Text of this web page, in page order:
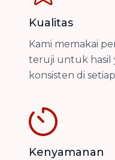
Kualitas
Kami memakai
teruji untuk hasil
konsisten di
Kenyamanan